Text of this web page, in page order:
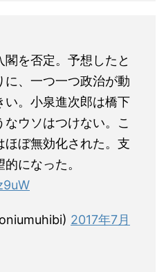
を否定。予想したと
に、一つ一つ政治が動
い。小泉進次郎は橋下
ウソはつけない。こ
ぼ無効化された。支
になった。
2017年7月